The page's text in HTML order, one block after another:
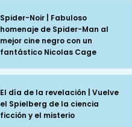
Spider-Noir | Fabuloso
homenaje de Spider-Man al
mejor cine negro con un
fantástico Nicolas Cage
El día de la revelación | Vuelve
el Spielberg de la ciencia
ficción y el misterio